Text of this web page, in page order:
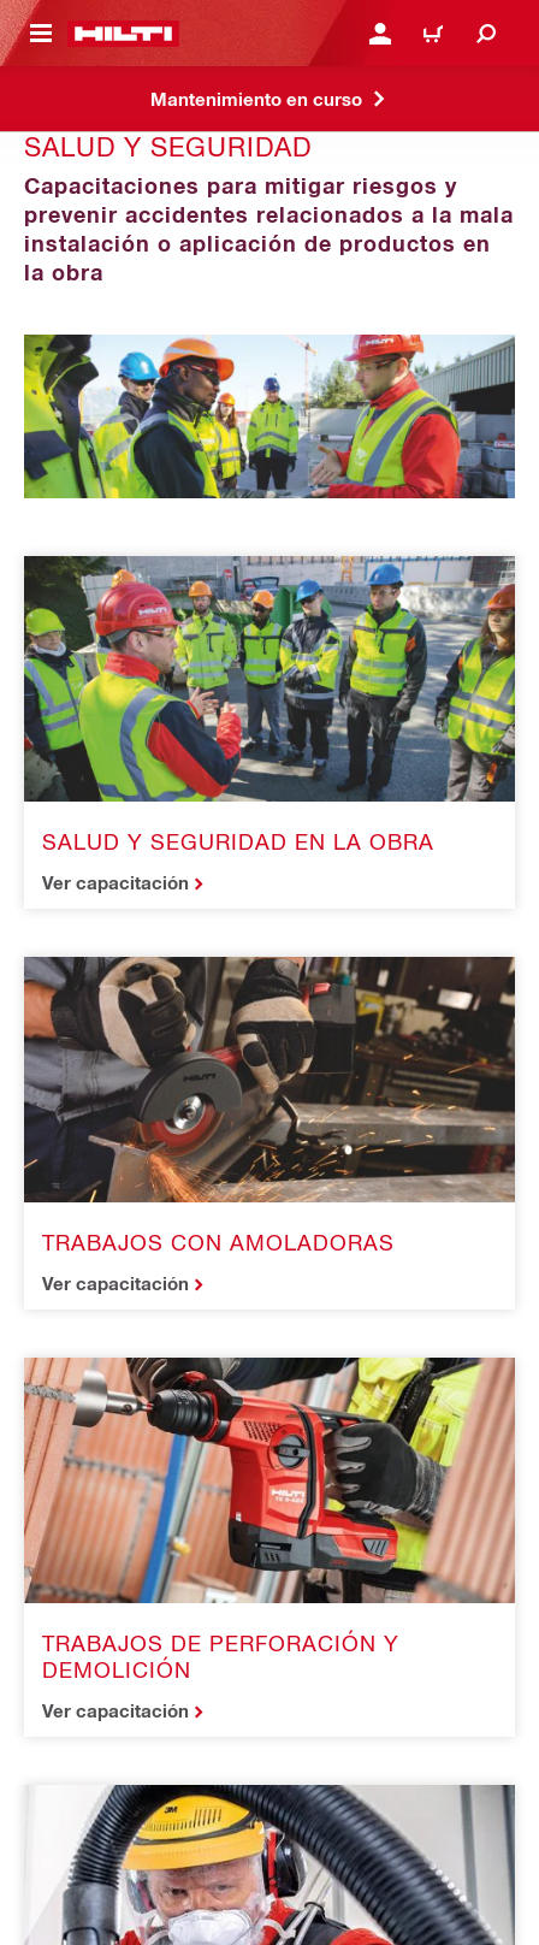
PRINCIPAL INICIE SESIÓN O
CARRITO
Mantenimiento en curso
SALUD Y SEGURIDAD
Capacitaciones para mitigar riesgos y
prevenir accidentes relacionados a la mala
instalación o aplicación de productos en
la obra
SALUD Y SEGURIDAD EN LA OBRA
Ver capacitación
TRABAJOS CON AMOLADORAS
Ver capacitación
TRABAJOS DE PERFORACIÓN Y
DEMOLICIÓN
Ver capacitación